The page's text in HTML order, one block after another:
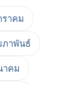
ราคม
ภาพันธ์
าคม